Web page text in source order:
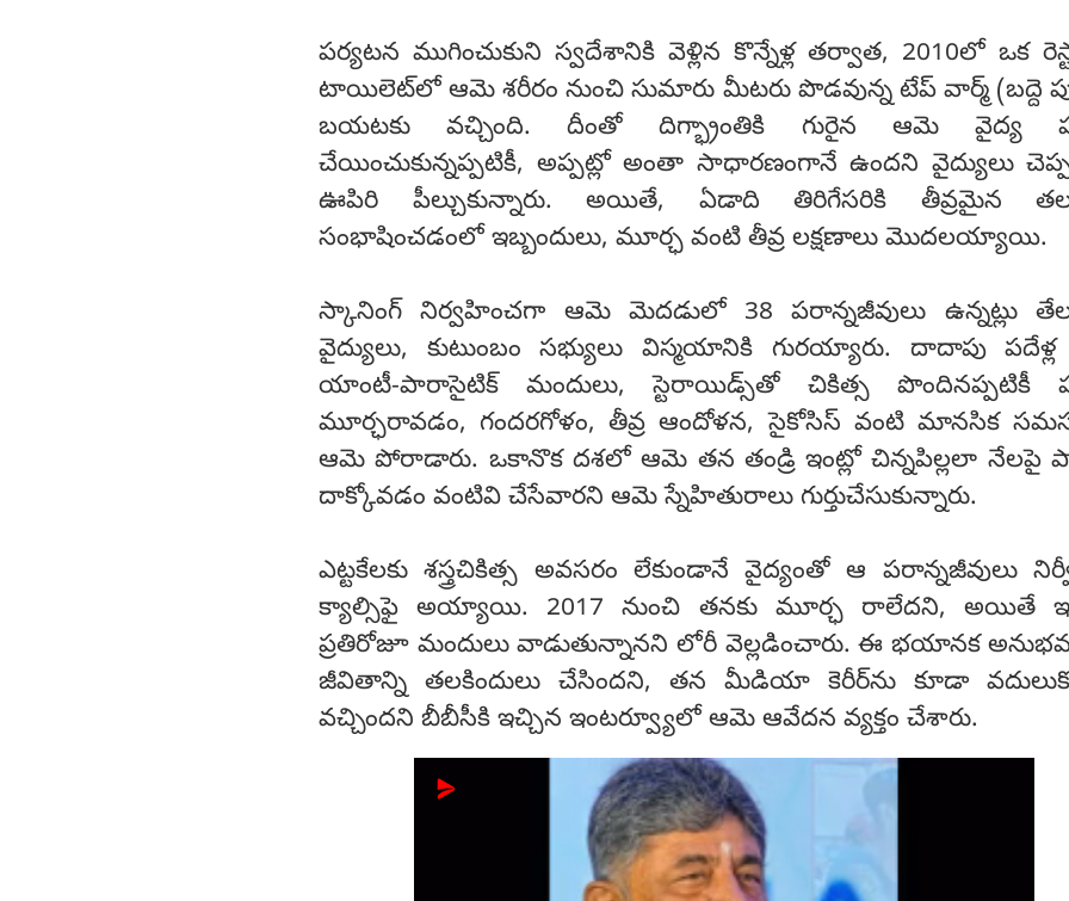
పర్యటన ముగించుకుని స్వదేశానికి వెళ్లిన కొన్నేళ్ల తర్వాత, 2010లో ఒక
టాయిలెట్‌లో ఆమె శరీరం నుంచి సుమారు మీటరు పొడవున్న టేప్ వార్మ్ (బద్దె
బయటకు వచ్చింది. దీంతో దిగ్భ్రాంతికి గురైన ఆమె వైద్య
చేయించుకున్నప్పటికీ, అప్పట్లో అంతా సాధారణంగానే ఉందని వైద్యులు
ఊపిరి పీల్చుకున్నారు. అయితే, ఏడాది తిరిగేసరికి తీవ్రమైన
సంభాషించడంలో ఇబ్బందులు, మూర్ఛ వంటి తీవ్ర లక్షణాలు మొదలయ్యాయి.
స్కానింగ్ నిర్వహించగా ఆమె మెదడులో 38 పరాన్నజీవులు ఉన్నట్లు
వైద్యులు, కుటుంబం సభ్యులు విస్మయానికి గురయ్యారు. దాదాపు
యాంటీ-పారాసైటిక్ మందులు, స్టెరాయిడ్స్‌తో చికిత్స పొందినప్పటికీ
మూర్ఛరావడం, గందరగోళం, తీవ్ర ఆందోళన, సైకోసిస్ వంటి మానసిక
ఆమె పోరాడారు. ఒకానొక దశలో ఆమె తన తండ్రి ఇంట్లో చిన్నపిల్లలా నేలపై
దాక్కోవడం వంటివి చేసేవారని ఆమె స్నేహితురాలు గుర్తుచేసుకున్నారు.
ఎట్టకేలకు శస్త్రచికిత్స అవసరం లేకుండానే వైద్యంతో ఆ పరాన్నజీవులు
క్యాల్సిఫై అయ్యాయి. 2017 నుంచి తనకు మూర్ఛ రాలేదని, అయితే
ప్రతిరోజూ మందులు వాడుతున్నానని లోరీ వెల్లడించారు. ఈ భయానక
జీవితాన్ని తలకిందులు చేసిందని, తన మీడియా కెరీర్‌‍ను కూడా
వచ్చిందని బీబీసీకి ఇచ్చిన ఇంటర్వ్యూలో ఆమె ఆవేదన వ్యక్తం చేశారు.